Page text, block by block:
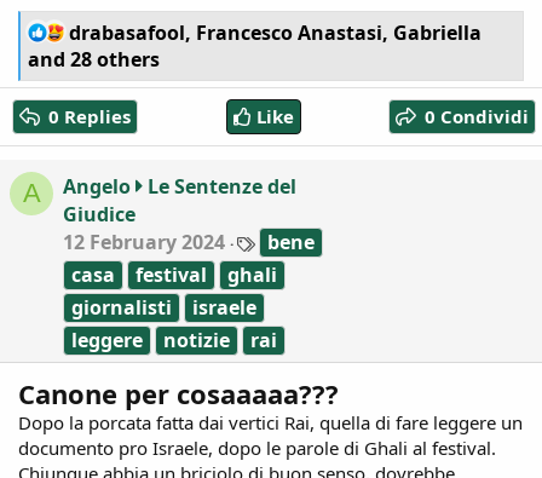
R
e
c
t
i
n
s
:
drabasafool, Francesco Anastasi, Gabriella
and 28 others
0 Replies Like 0 Condividi
A Angelo
Le Sentenze del
Giudice
12 February 2024
T
a
g
s
bene
casa
festival
ghali
giornalisti
israele
leggere
notizie rai
Canone per cosaaaaa???
Dopo la porcata fatta dai vertici Rai, quella di fare leggere un
documento pro Israele, dopo le parole di Ghali al festival.
Chiunque abbia un briciolo di buon senso, dovrebbe